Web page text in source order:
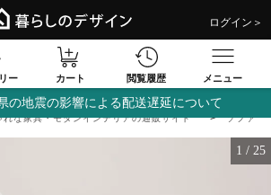
ログイン＞
ー カート 閲覧履歴 メニュー
の地震の影響による配送遅延について
な家具・モダンインテリアの通販サイト ソファ
1 / 25